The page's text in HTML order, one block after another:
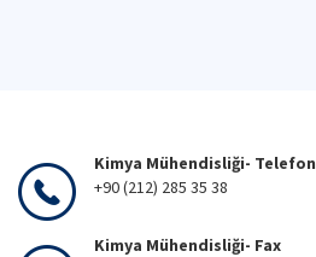
Kimya Mühendisliği- Telefon
+90 (212) 285 35 38
Kimya Mühendisliği- Fax